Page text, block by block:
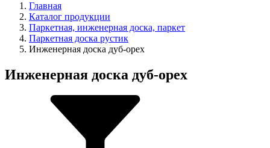
Главная
Каталог продукции
Паркетная, инженерная доска, паркет
Паркетная доска рустик
Инженерная доска дуб-орех
Инженерная доска дуб-орех